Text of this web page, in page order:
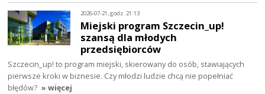
2026-07-21, godz. 21:13
Miejski program Szczecin_up!
szansą dla młodych
przedsiębiorców
Szczecin_up! to program miejski, skierowany do osób, stawiających
pierwsze kroki w biznesie. Czy młodzi ludzie chcą nie popełniać
błędów? » więcej